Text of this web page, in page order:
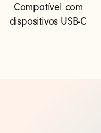
Compatível com
dispositivos USB-C